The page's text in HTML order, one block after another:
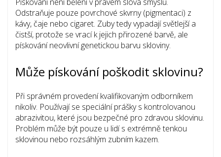
Odstraňuje pouze povrchové skvrny (pigmentaci) z
kávy, čaje nebo cigaret. Zuby tedy vypadají světlejší a
čistší, protože se vrací k jejich přirozené barvě, ale
pískování neovlivní genetickou barvu skloviny.
Může pískování poškodit sklovinu?
Při správném provedení kvalifikovaným odborníkem
nikoliv. Používají se speciální prášky s kontrolovanou
abrazivitou, které jsou bezpečné pro zdravou sklovinu.
Problém může být pouze u lidí s extrémně tenkou
sklovinou nebo rozsáhlým zubním kazem.